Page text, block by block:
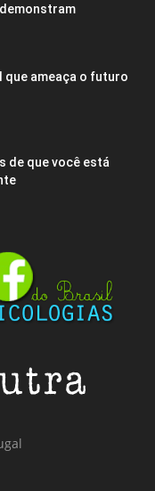
que ameaça o futuro
de que você está